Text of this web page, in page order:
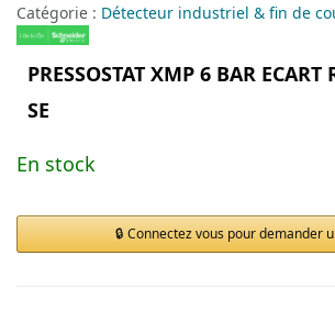
Catégorie : Détecteur industriel & fin de
PRESSOSTAT XMP 6 BAR ECART
SE
En stock
Connectez vous pour demander